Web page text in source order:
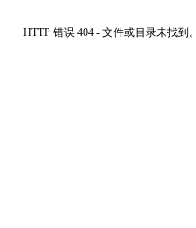
HTTP 错误 404 - 文件或目录未找到。